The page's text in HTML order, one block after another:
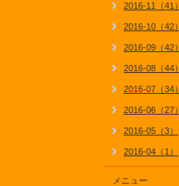
2016-11（41）
2016-10（42）
2016-09（42）
2016-08（44）
2016-07（34）
2016-06（27）
2016-05（3）
2016-04（1）
メニュー